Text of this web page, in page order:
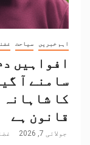
اہم خبریں سیاحت
افواہیں
سامنے آ
کا شاہانہ
قانون ہے
جولائی 7, 2026